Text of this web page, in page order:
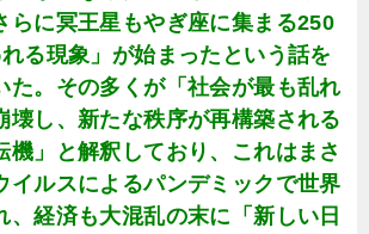
らに冥王星もやぎ座に集まる250
る現象」が始まったという話を
た。その多くが「社会が最も乱れ
壊し、新たな秩序が再構築される
機」と解釈しており、これはまさ
イルスによるパンデミックで世界
、経済も大混乱の末に「新しい日